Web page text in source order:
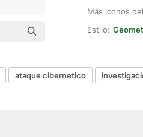
Más iconos
Estilo:
ataque cibernetico